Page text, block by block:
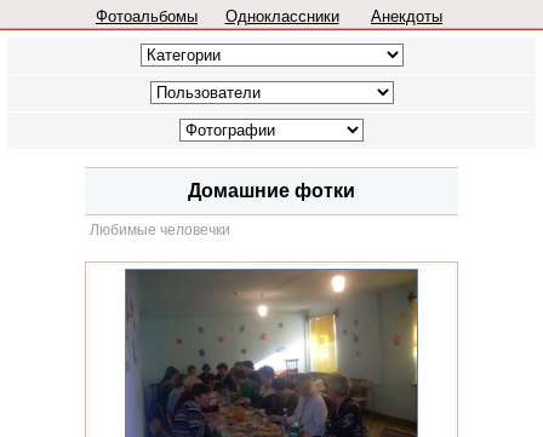
Фотоальбомы Одноклассники Анекдоты
Домашние фотки
Любимые человечки